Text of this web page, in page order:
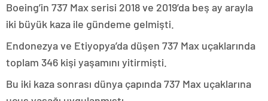
Boeing’in 737 Max serisi 2018 ve 2019’da beş ay arayla
iki büyük kaza ile gündeme gelmişti.
Endonezya ve Etiyopya’da düşen 737 Max uçaklarında
toplam 346 kişi yaşamını yitirmişti.
Bu iki kaza sonrası dünya çapında 737 Max uçaklarına